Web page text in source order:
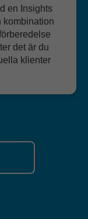
en Insights
kombination
det är du
klienter